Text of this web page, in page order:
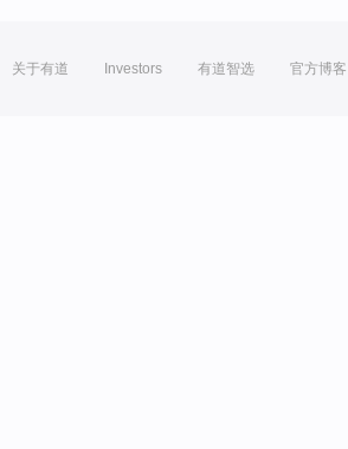
关于有道 Investors 有道智选 官方博客